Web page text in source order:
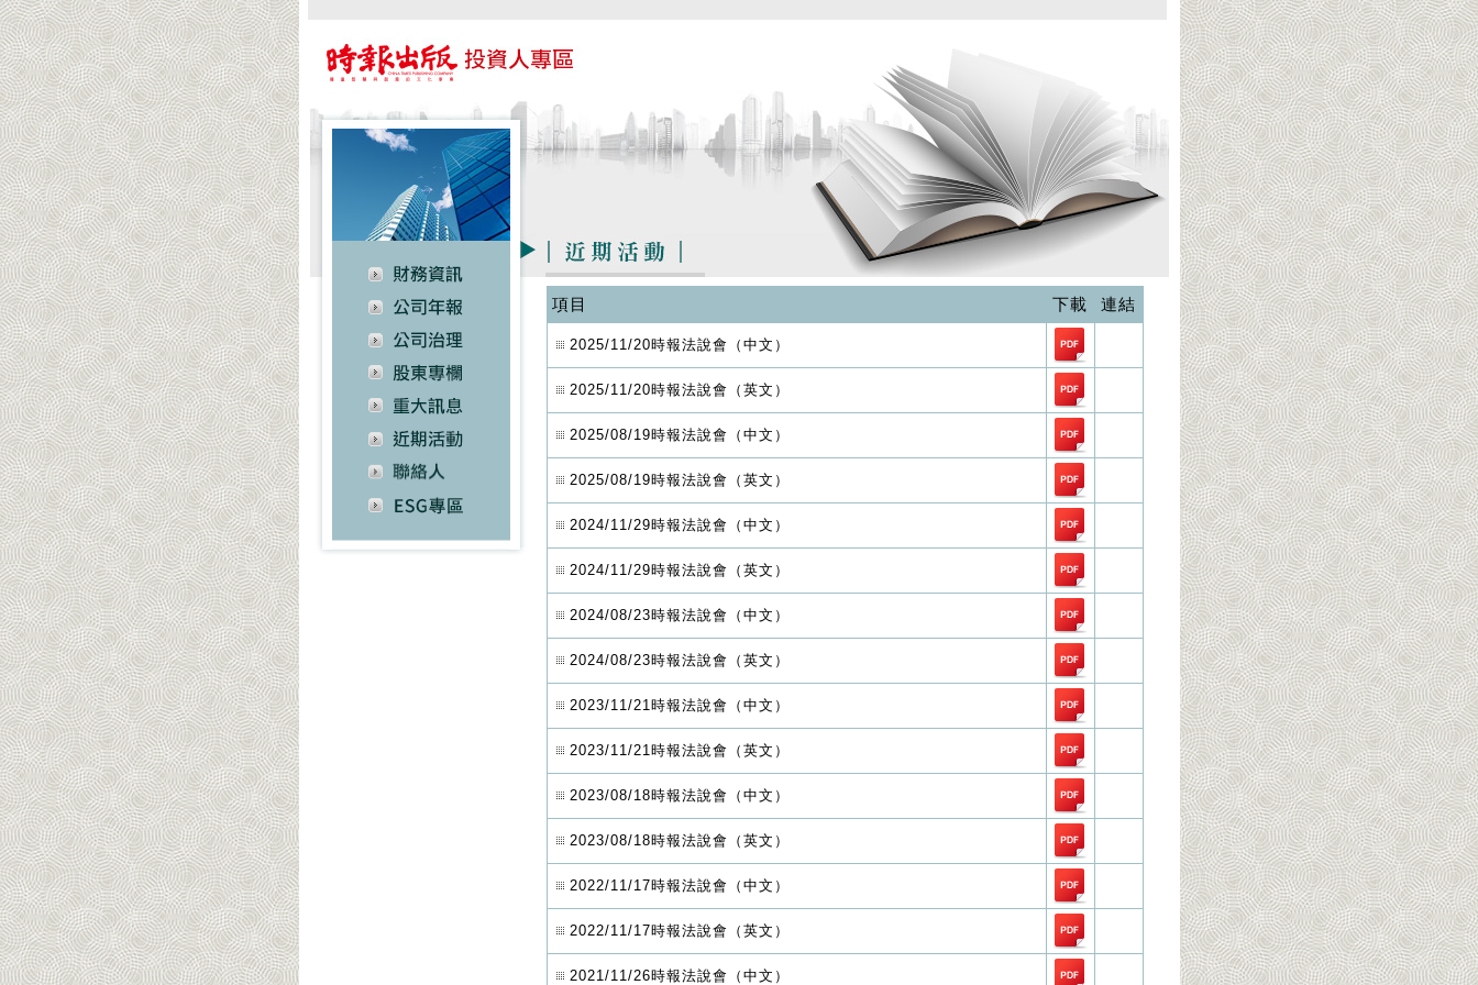
項目 下載 連結
2025/11/20時報法說會（中文）
2025/11/20時報法說會（英文）
2025/08/19時報法說會（中文）
2025/08/19時報法說會（英文）
2024/11/29時報法說會（中文）
2024/11/29時報法說會（英文）
2024/08/23時報法說會（中文）
2024/08/23時報法說會（英文）
2023/11/21時報法說會（中文）
2023/11/21時報法說會（英文）
2023/08/18時報法說會（中文）
2023/08/18時報法說會（英文）
2022/11/17時報法說會（中文）
2022/11/17時報法說會（英文）
2021/11/26時報法說會（中文）